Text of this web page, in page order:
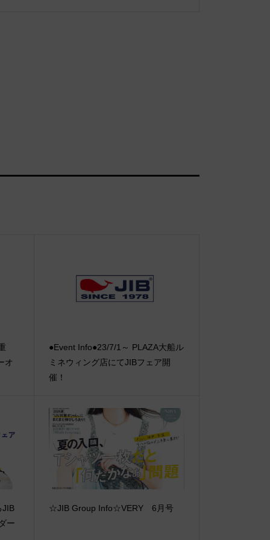
オ
●Event Info●23/7/1～ PLAZA大船ル
ミネウィング店にてJIBフェア開
催！
JIB
ー
☆JIB Group Info☆VERY 6月号